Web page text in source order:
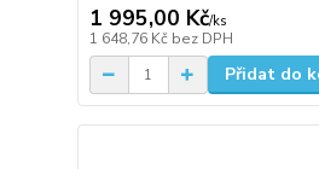
1 995,00 Kč/ks
1 648,76 Kč bez DPH
Přidat do